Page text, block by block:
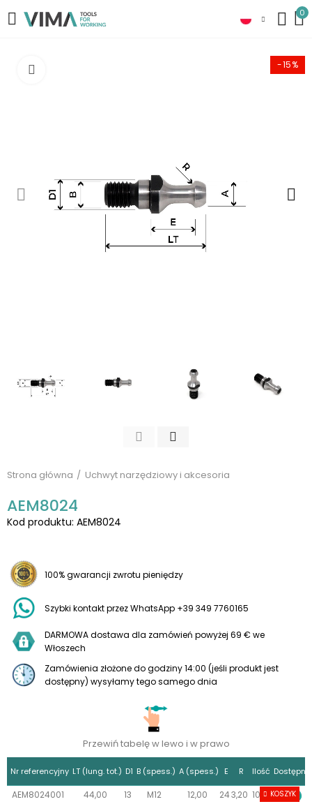
0
-15%
Strona główna Uchwyt narzędziowy i akcesoria
AEM8024
Kod produktu: AEM8024
100% gwarancji zwrotu pieniędzy
Szybki kontakt przez WhatsApp +39 349 7760165
DARMOWA dostawa dla zamówień powyżej 69 € we
Włoszech
Zamówienia złożone do godziny 14:00 (jeśli produkt jest
dostępny) wysyłamy tego samego dnia
Przewiń tabelę w lewo i w prawo
Nr referencyjny LT (lung. tot.) D1 B (spess.) A (spess.) E R Ilość
AEM8024001 44,00 13 M12 12,00 243,20 10+ KOSZYK